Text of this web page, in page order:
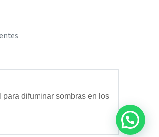
difuminar sombras en los